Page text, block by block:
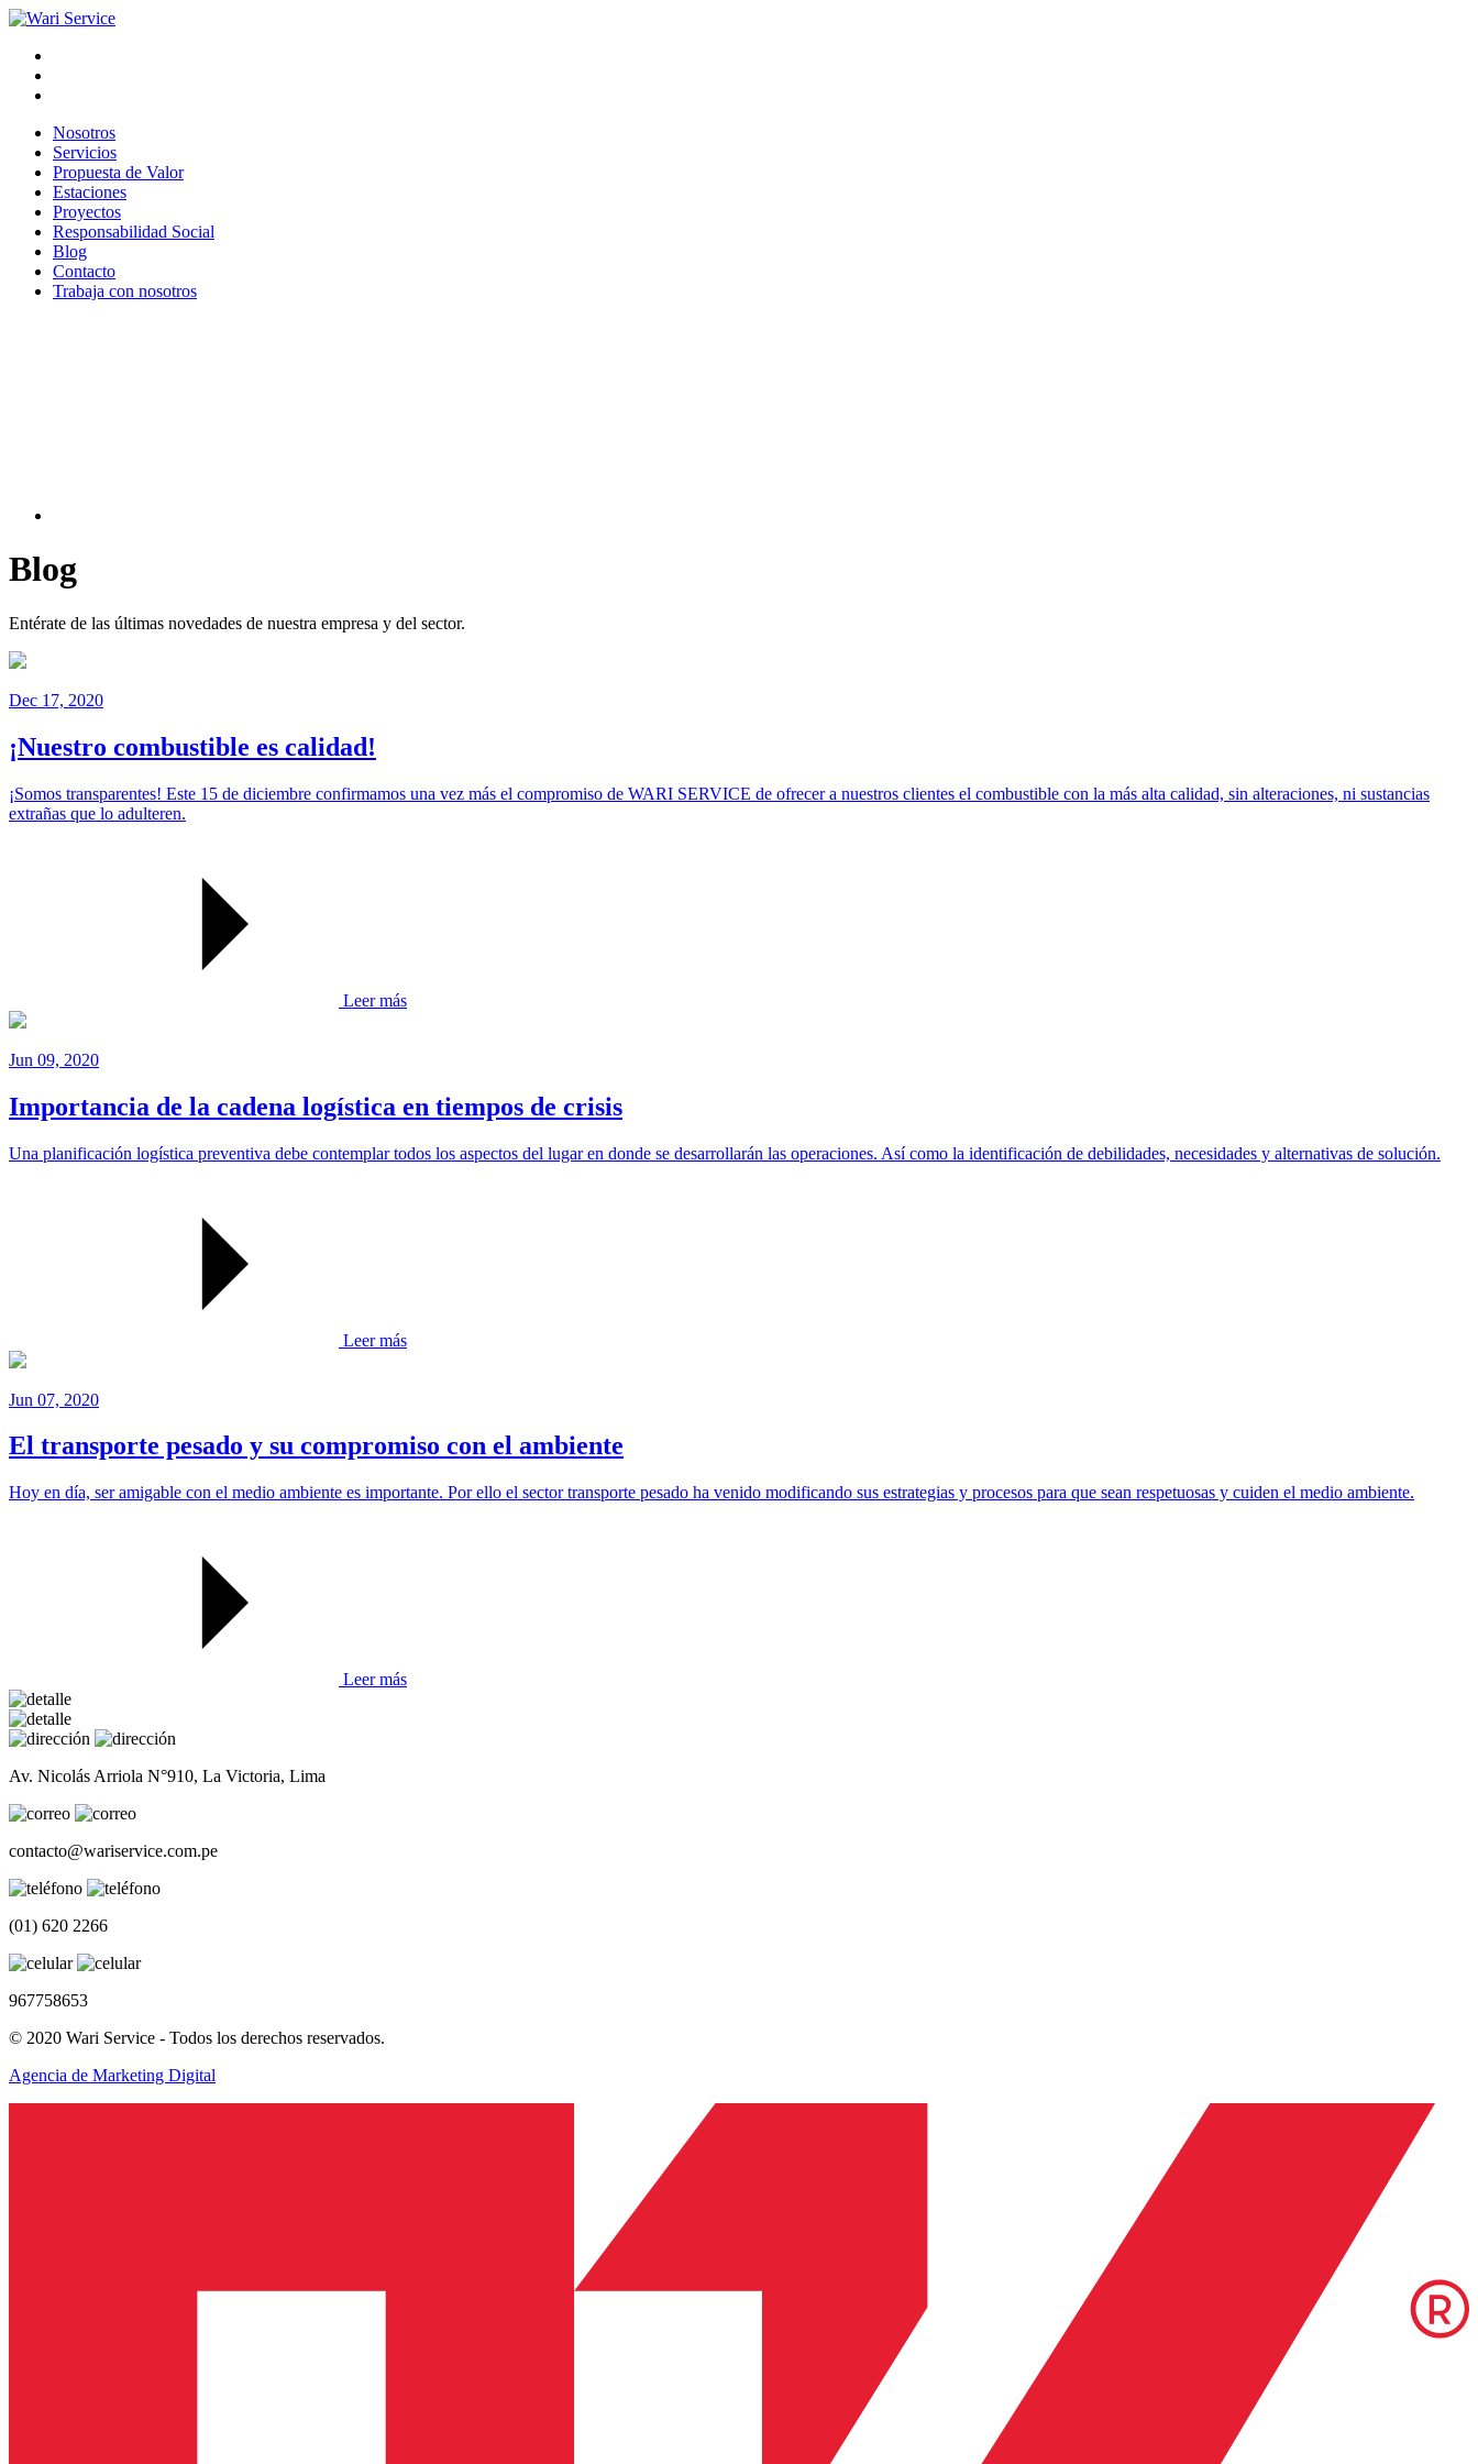
Nosotros
Servicios
Propuesta de Valor
Estaciones
Proyectos
Responsabilidad Social
Blog
Contacto
Trabaja con nosotros
Blog
Entérate de las últimas novedades de nuestra empresa y del sector.
Dec 17, 2020
¡Nuestro combustible es calidad!
¡Somos transparentes! Este 15 de diciembre confirmamos una vez más el compromiso de WARI SERVICE de ofrecer a nuestros clientes el combustible con la más alta calidad, sin alteraciones, ni sustancias
extrañas que lo adulteren.
Leer más
Jun 09, 2020
Importancia de la cadena logística en tiempos de crisis
Una planificación logística preventiva debe contemplar todos los aspectos del lugar en donde se desarrollarán las operaciones. Así como la identificación de debilidades, necesidades y alternativas de solución.
Leer más
Jun 07, 2020
El transporte pesado y su compromiso con el ambiente
Hoy en día, ser amigable con el medio ambiente es importante. Por ello el sector transporte pesado ha venido modificando sus estrategias y procesos para que sean respetuosas y cuiden el medio ambiente.
Leer más
Av. Nicolás Arriola N°910, La Victoria, Lima
contacto@wariservice.com.pe
(01) 620 2266
967758653
© 2020 Wari Service - Todos los derechos reservados.
Agencia de Marketing Digital